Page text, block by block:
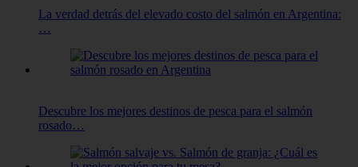
La verdad detrás del elevado costo del salmón en Argentina:
…
Descubre los mejores destinos de pesca para el salmón
rosado…